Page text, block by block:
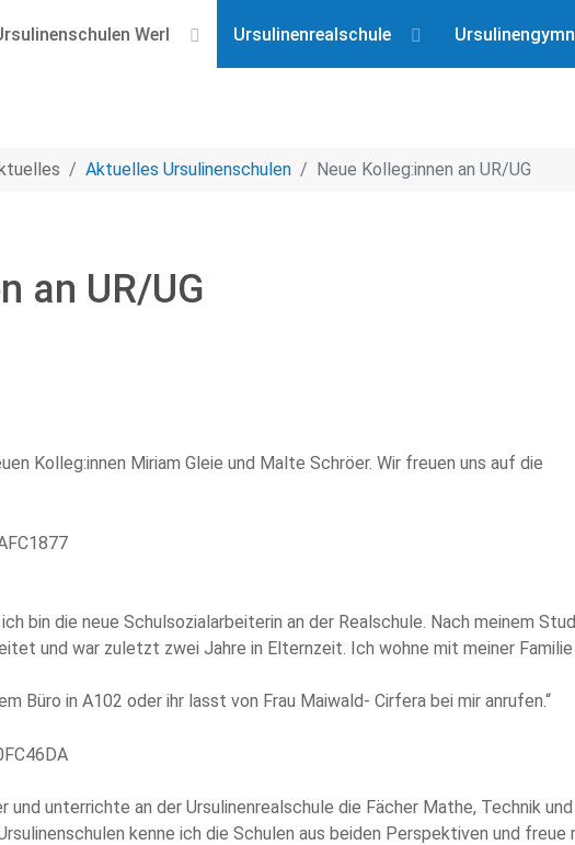
Werl Ursulinenrealschule
Aktuelles Ursulinen­schulen Neue Kolleg:innen an UR/UG
an UR/UG
Kolleg:innen Miriam Gleie und Malte Schröer. Wir freuen uns auf die
bin die neue Schulsozialarbeiterin an der Realschule. Nach meinem
und war zuletzt zwei Jahre in Elternzeit. Ich wohne mit meiner Familie
Büro in A102 oder ihr lasst von Frau Maiwald- Cirfera bei mir anrufen.“
und unterrichte an der Ursulinenrealschule die Fächer Mathe, Technik und
kenne ich die Schulen aus beiden Perspektiven und freue